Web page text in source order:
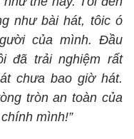
như bài hát, tôic ó
của mình. Đầu
đã trải nghiệm rất
chưa bao giờ hát.
tròn an toàn của
mình!”